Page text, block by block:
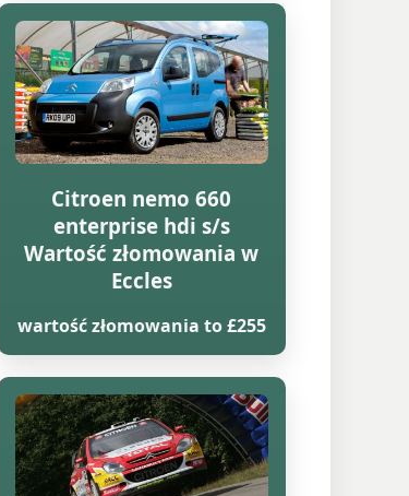
Citroen nemo 660
enterprise hdi s/s
Wartość złomowania w
Eccles
wartość złomowania to £255